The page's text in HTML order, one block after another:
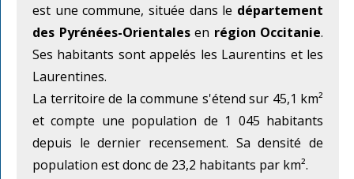
est une commune, située dans le département
des Pyrénées-Orientalesen région Occitanie.
Ses habitants sont appelés les Laurentins et les
Laurentines.
La territoire de la commune s'étend sur 45,1 km²
et compte une population de 1 045 habitants
depuis le dernier recensement. Sa densité de
population est donc de 23,2 habitants par km².